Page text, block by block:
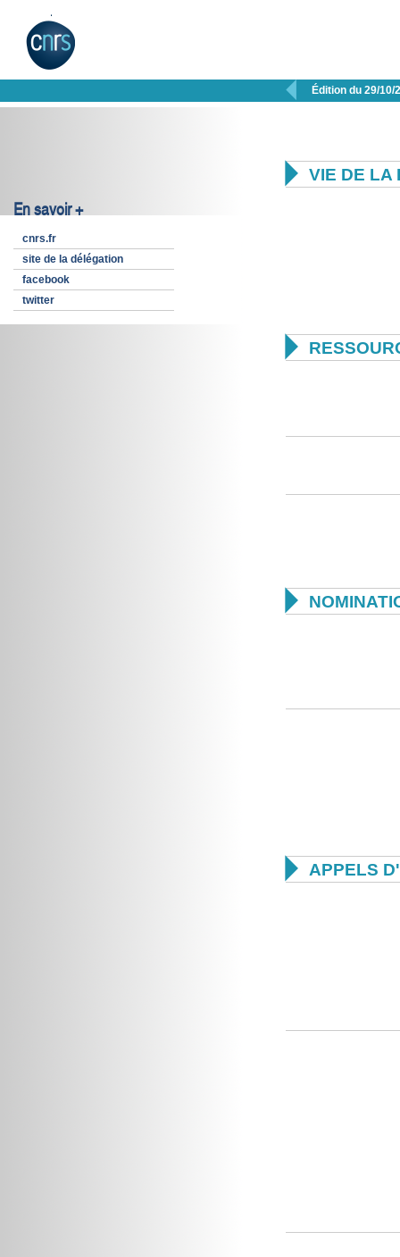
 Édition du 29/10/
En savoir +
cnrs.fr
site de la délégation
facebook
twitter
 VIE DE LA


 APPELS